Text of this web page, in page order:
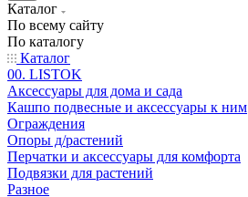
Каталог
По всему сайту
По каталогу
Каталог
00. LISTOK
Аксессуары для дома и сада
Кашпо подвесные и аксессуары к ним
Ограждения
Опоры д/растений
Перчатки и аксессуары для комфорта
Подвязки для растений
Разное